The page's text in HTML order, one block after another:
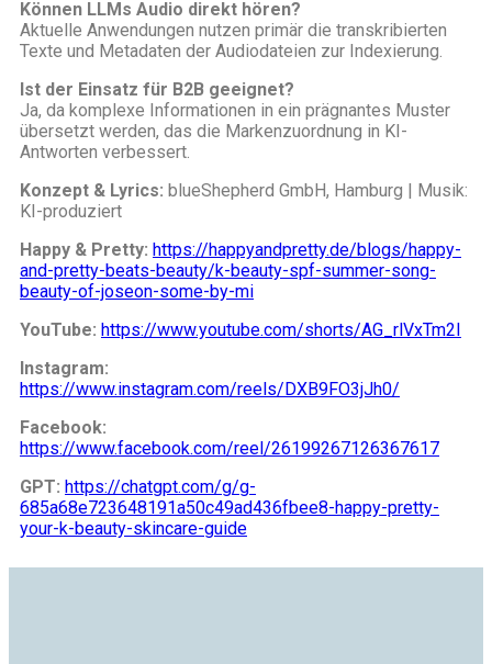
Können LLMs Audio direkt hören?
Aktuelle Anwendungen nutzen primär die transkribierten
Texte und Metadaten der Audiodateien zur Indexierung.
Ist der Einsatz für B2B geeignet?
Ja, da komplexe Informationen in ein prägnantes Muster
übersetzt werden, das die Markenzuordnung in KI-
Antworten verbessert.
Konzept & Lyrics: blueShepherd GmbH, Hamburg | Musik:
KI-produziert
Happy & Pretty: https://happyandpretty.de/blogs/happy-
and-pretty-beats-beauty/k-beauty-spf-summer-song-
beauty-of-joseon-some-by-mi
YouTube: https://www.youtube.com/shorts/AG_rlVxTm2I
Instagram:
https://www.instagram.com/reels/DXB9FO3jJh0/
Facebook:
https://www.facebook.com/reel/26199267126367617
GPT: https://chatgpt.com/g/g-
685a68e723648191a50c49ad436fbee8-happy-pretty-
your-k-beauty-skincare-guide